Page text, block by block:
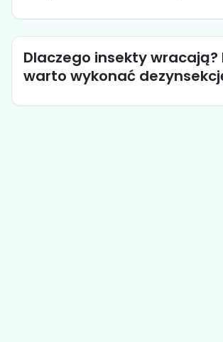
Dlaczego insekty wracają?
warto wykonać